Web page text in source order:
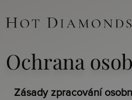
Ochrana
Zásady zpracování